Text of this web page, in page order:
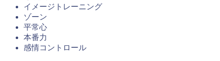
イメージトレーニング
ゾーン
平常心
本番力
感情コントロール